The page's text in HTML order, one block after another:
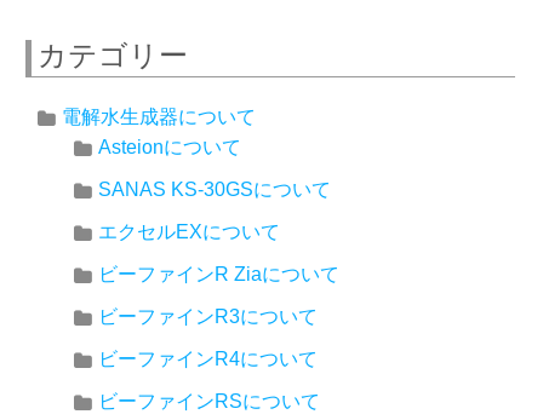
カテゴリー
電解水生成器について
Asteionについて
SANAS KS-30GSについて
エクセルEXについて
ビーファインR Ziaについて
ビーファインR3について
ビーファインR4について
ビーファインRSについて